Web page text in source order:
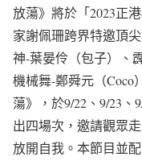
放蕩》將於「2023正
家謝佩珊跨界特邀頂
神-葉晏伶（包子）、
機械舞-鄭舜元（Coco
蕩》，於9/22、9/23
出四場次，邀請觀眾
放開自我。本節目並